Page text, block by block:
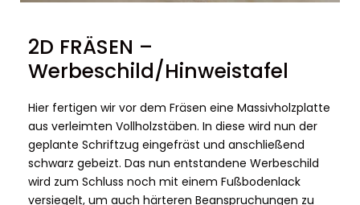
2D FRÄSEN –
Werbeschild/Hinweistafel
Hier fertigen wir vor dem Fräsen eine Massivholzplatte
aus verleimten Vollholzstäben. In diese wird nun der
geplante Schriftzug eingefräst und anschließend
schwarz gebeizt. Das nun entstandene Werbeschild
wird zum Schluss noch mit einem Fußbodenlack
versiegelt, um auch härteren Beanspruchungen zu